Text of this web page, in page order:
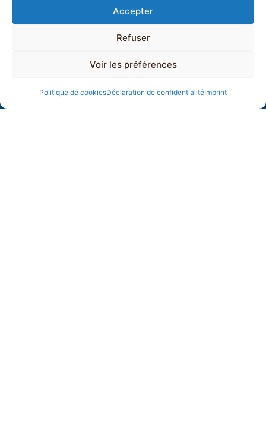
Accepter
Refuser
Voir les préférences
Politique de cookiesDéclaration de confidentialitéImprint